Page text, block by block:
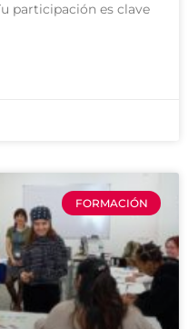
participación es clave
FORMACIÓN